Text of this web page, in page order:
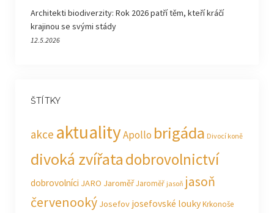
Architekti biodiverzity: Rok 2026 patří těm, kteří kráčí
krajinou se svými stády
12.5.2026
ŠTÍTKY
akce aktualityApollo brigáda Divocí koně
divoká zvířatadobrovolnictví
dobrovolníci JARO JaroměřJaroměř jasoň jasoň
červenooký Josefov josefovské loukyKrkonoše